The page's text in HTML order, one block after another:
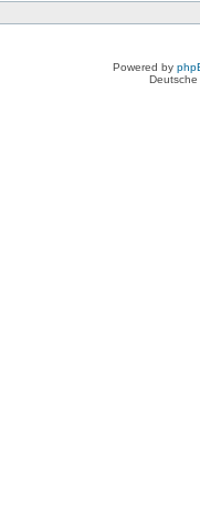
Powered by